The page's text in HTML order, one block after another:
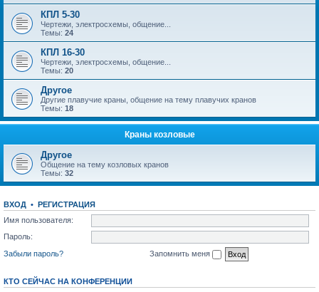
КПЛ 5-30
Чертежи, электросхемы, общение...
Темы: 24
КПЛ 16-30
Чертежи, электросхемы, общение...
Темы: 20
Другое
Другие плавучие краны, общение на тему плавучих кранов
Темы: 18
Краны козловые
Другое
Общение на тему козловых кранов
Темы: 32
ВХОД • РЕГИСТРАЦИЯ
Имя пользователя:
Пароль:
Забыли пароль?
Запомнить меня
КТО СЕЙЧАС НА КОНФЕРЕНЦИИ